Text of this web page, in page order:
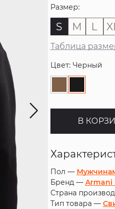
Размер:
S M L
Таблица
Цвет: Черный
В
Пол —
Бренд — Armani
Страна
Тип товара —